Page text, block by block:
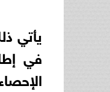
يأتي
في